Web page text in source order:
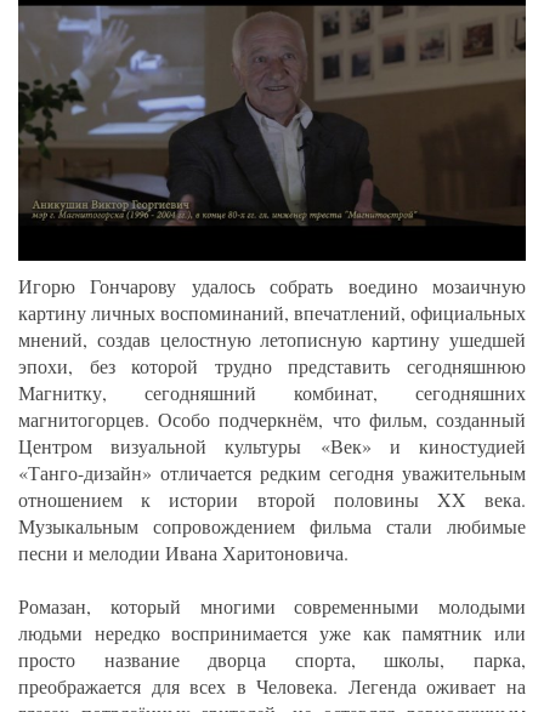
Игорю Гончарову удалось собрать воедино мозаичную
картину личных воспоминаний, впечатлений, официальных
мнений, создав целостную летописную картину ушедшей
эпохи, без которой трудно представить сегодняшнюю
Магнитку, сегодняшний комбинат, сегодняшних
магнитогорцев. Особо подчеркнём, что фильм, созданный
Центром визуальной культуры «Век» и киностудией
«Танго-дизайн» отличается редким сегодня уважительным
отношением к истории второй половины XX века.
Музыкальным сопровождением фильма стали любимые
песни и мелодии Ивана Харитоновича.
Ромазан, который многими современными молодыми
людьми нередко воспринимается уже как памятник или
просто название дворца спорта, школы, парка,
преображается для всех в Человека. Легенда оживает на